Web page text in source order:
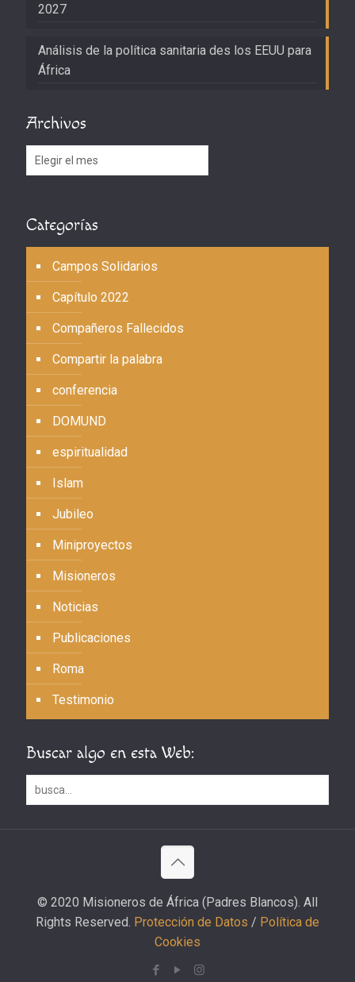
2027
Análisis de la política sanitaria des los EEUU para
África
Archivos
Archivos
Categorías
Campos Solidarios
Capítulo 2022
Compañeros Fallecidos
Compartir la palabra
conferencia
DOMUND
espiritualidad
Islam
Jubileo
Miniproyectos
Misioneros
Noticias
Publicaciones
Roma
Testimonio
Buscar algo en esta Web:
© 2020 Misioneros de África (Padres Blancos). All
Rights Reserved. Protección de Datos / Política de
Cookies